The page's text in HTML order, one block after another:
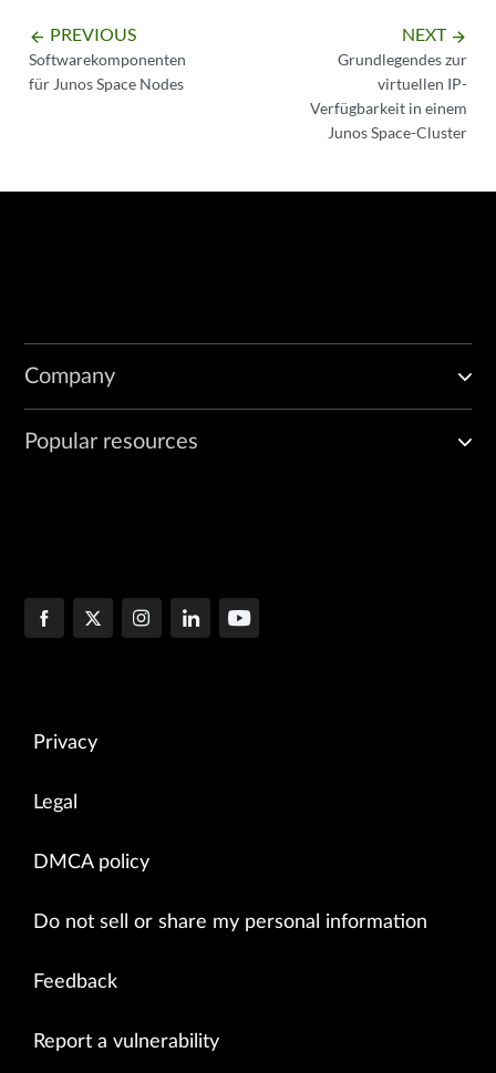
arrow_backward PREVIOUS
Softwarekomponenten
für Junos Space Nodes
NEXT arrow_forward
Grundlegendes zur
virtuellen IP-
Verfügbarkeit in einem
Junos Space-Cluster
Company
Popular resources
Privacy
Legal
DMCA policy
Do not sell or share my personal information
Feedback
Report a vulnerability